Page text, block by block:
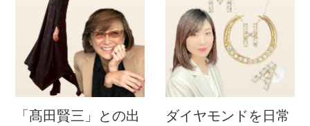
「髙田賢三」との出
ダイヤモンドを日常